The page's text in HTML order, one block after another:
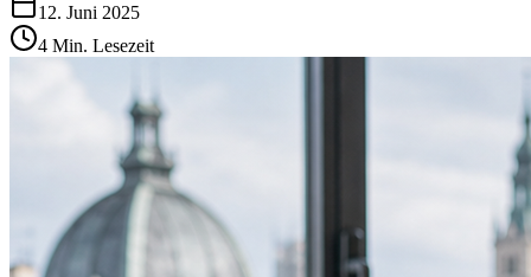
12. Juni 2025
4 Min. Lesezeit